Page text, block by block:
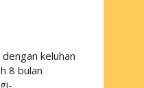
keluhan
8 bulan